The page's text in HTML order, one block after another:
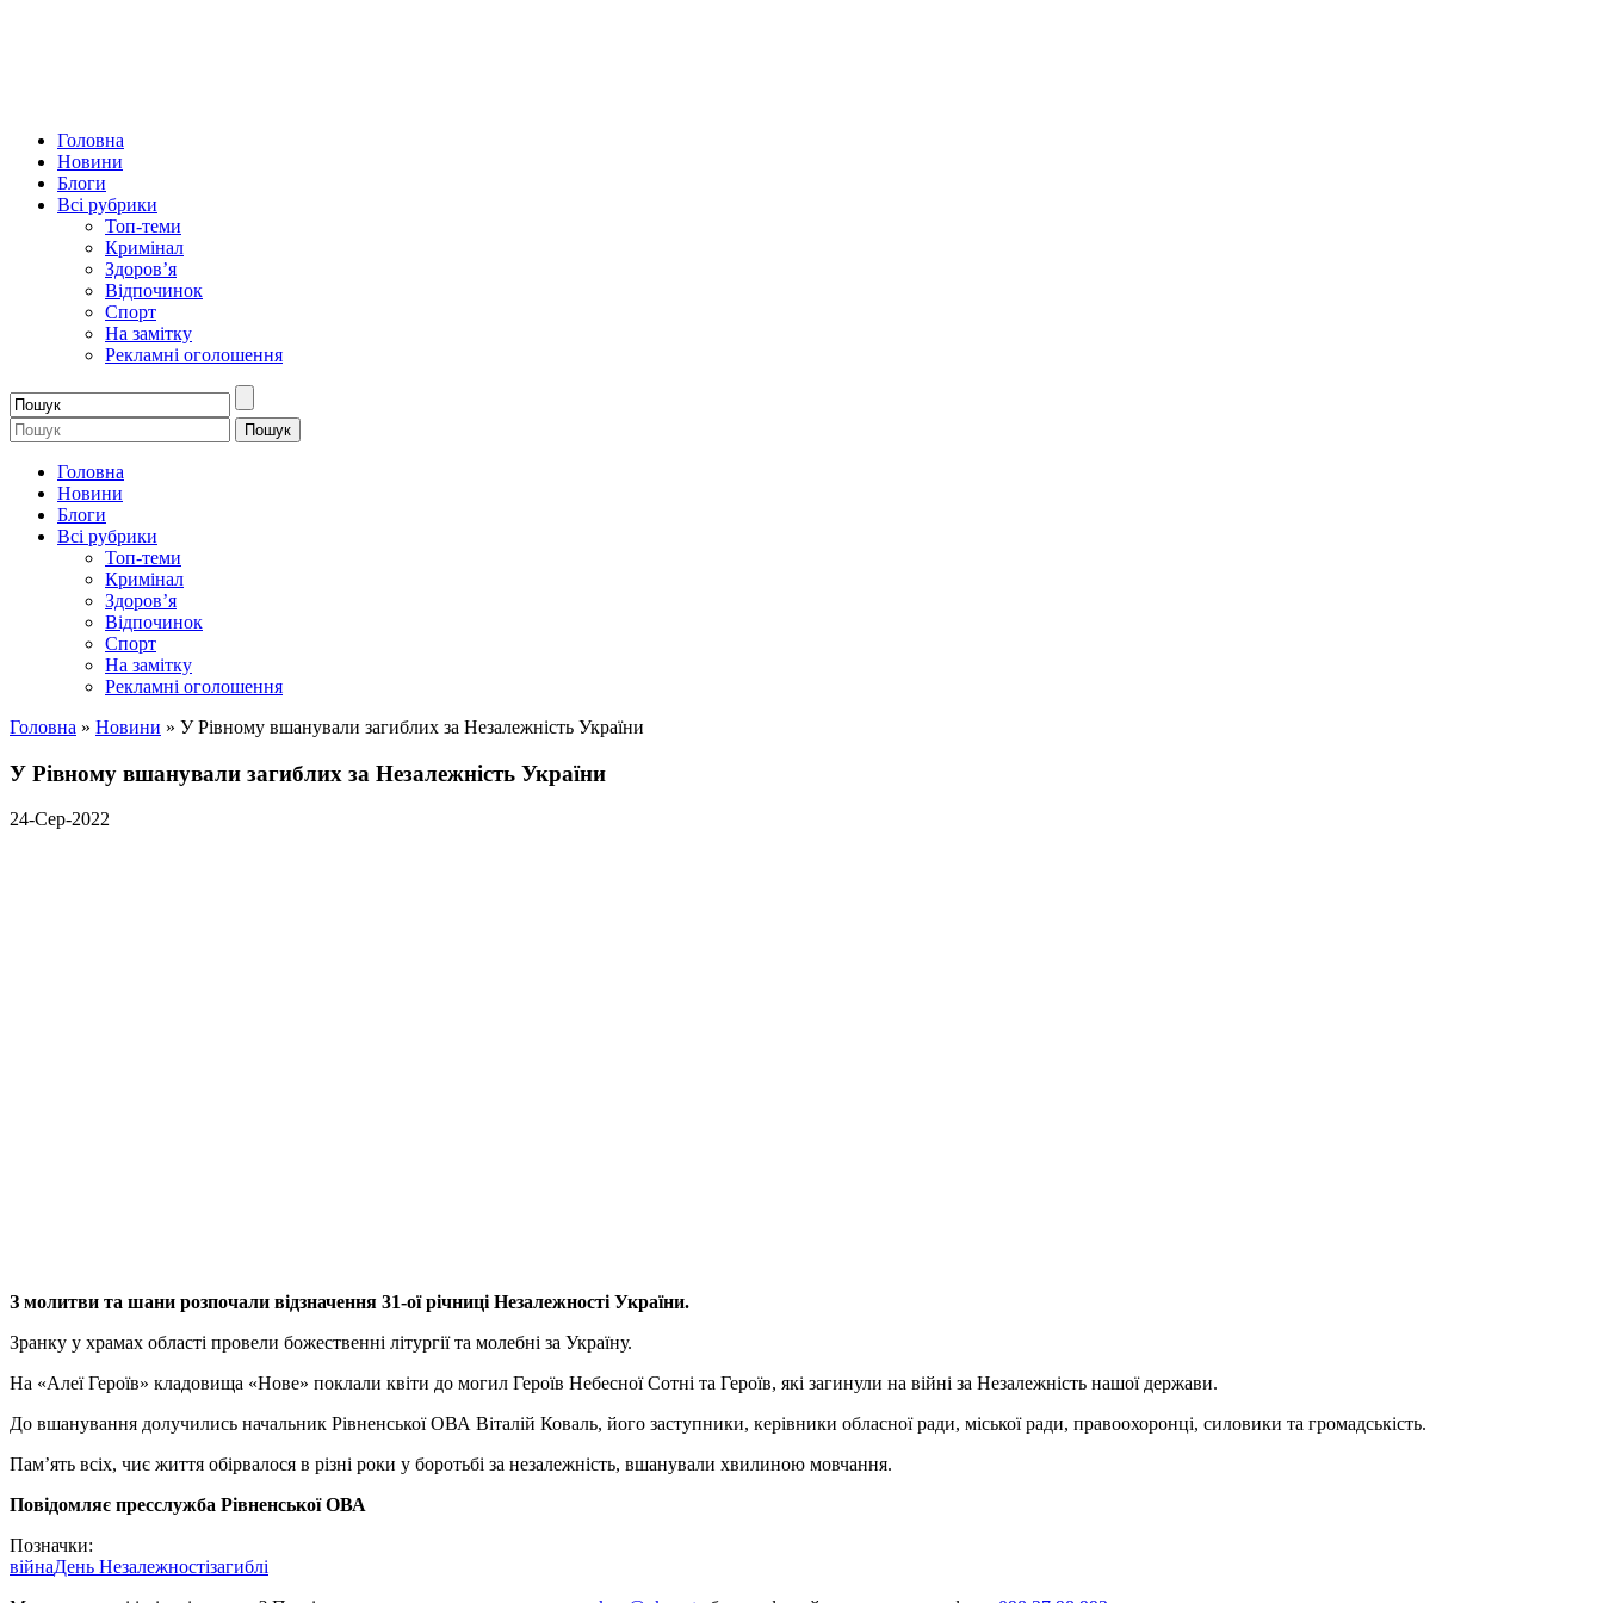
Головна
Новини
Блоги
Всі рубрики
Топ-теми
Кримінал
Здоров’я
Відпочинок
Спорт
На замітку
Рекламні оголошення
Головна
Новини
Блоги
Всі рубрики
Топ-теми
Кримінал
Здоров’я
Відпочинок
Спорт
На замітку
Рекламні оголошення
Головна » Новини » У Рівному вшанували загиблих за Незалежність України
У Рівному вшанували загиблих за Незалежність України
24-Сер-2022
З молитви та шани розпочали відзначення 31-ої річниці Незалежності України.
Зранку у храмах області провели божественні літургії та молебні за Україну.
На «Алеї Героїв» кладовища «Нове» поклали квіти до могил Героїв Небесної Сотні та Героїв, які загинули на війні за Незалежність нашої держави.
До вшанування долучились начальник Рівненської ОВА Віталій Коваль, його заступники, керівники обласної ради, міської ради, правоохоронці, силовики та громадськість.
Пам’ять всіх, чиє життя обірвалося в різні роки у боротьбі за незалежність, вшанували хвилиною мовчання.
Повідомляє пресслужба Рівненської ОВА
Позначки:
війнаДень Незалежностізагиблі